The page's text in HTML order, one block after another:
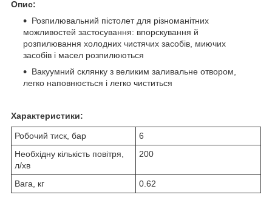
Опис:
Розпилювальний пістолет для різноманітних
можливостей застосування: впорскування й
розпилювання холодних чистячих засобів, миючих
засобів і масел розпилюються
Вакуумний склянку з великим заливальне отвором,
легко наповнюється і легко чиститься
Характеристики:
Робочий тиск, бар
6
Необхідну кількість повітря,
л/хв
200
Вага, кг 0.62